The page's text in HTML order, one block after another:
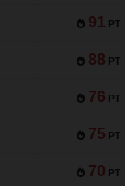
91 PT
88 PT
76 PT
75 PT
70 PT